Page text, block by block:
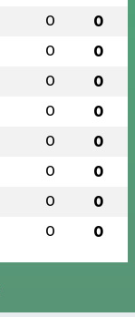
0 0
0 0
0 0
0 0
0 0
0 0
0 0
0 0